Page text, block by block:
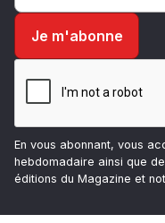
En vous abonnant, vous
hebdomadaire ainsi que
éditions du Magazine et